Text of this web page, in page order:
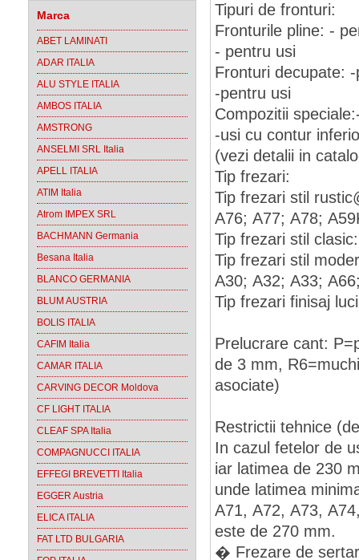
Marca
ABET LAMINATI
ADAR ITALIA
ALU STYLE ITALIA
AMBOS ITALIA
AMSTRONG
ANSELMI SRL Italia
APELL ITALIA
ATIM Italia
Atrom IMPEX SRL
BACHMANN Germania
Besana Italia
BLANCO GERMANIA
BLUM AUSTRIA
BOLIS ITALIA
CAFIM Italia
CAMAR ITALIA
CARVING DECOR Moldova
CF LIGHT ITALIA
CLEAF SPA Italia
COMPAGNUCCI ITALIA
EFFEGI BREVETTI Italia
EGGER Austria
ELICA ITALIA
FAT LTD BULGARIA
Tipuri de fronturi:
Fronturile pline: -
- pentru usi
Fronturi decupate:
-pentru usi
Compozitii
-usi cu contur
(vezi detalii in
Tip frezari:
Tip frezari stil
A76; A77; A78;
Tip frezari stil
Tip frezari stil
A30; A32; A33;
Tip frezari finisaj
Prelucrare cant:
de 3 mm,
asociate)
Restrictii tehnice
In cazul fetelor de
iar latimea de 230
unde latimea
A71, A72, A73,
este de 270 mm.
� Frezare de